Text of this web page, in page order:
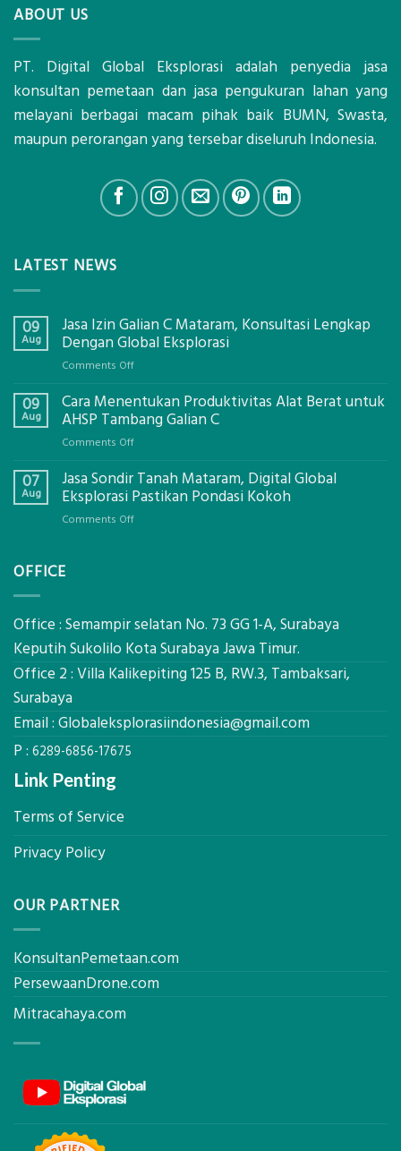
ABOUT US
PT. Digital Global Eksplorasi adalah penyedia jasa
konsultan pemetaan dan jasa pengukuran lahan yang
melayani berbagai macam pihak baik BUMN, Swasta,
maupun perorangan yang tersebar diseluruh Indonesia.
LATEST NEWS
09
Aug
Jasa Izin Galian C Mataram, Konsultasi Lengkap
Dengan Global Eksplorasi
Comments Offon
Izin
Galian
Lengkap
Dengan
Global
09
Aug
Cara Menentukan Produktivitas Alat Berat untuk
AHSP Tambang Galian C
Comments Offon
Menentukan
Produktivitas
07
Aug
Jasa Sondir Tanah Mataram, Digital Global
Eksplorasi Pastikan Pondasi Kokoh
Comments Offon
Global
Pastikan
Pondasi
OFFICE
Office : Semampir selatan No. 73 GG 1-A, Surabaya
Keputih Sukolilo Kota Surabaya Jawa Timur.
Office 2 : Villa Kalikepiting 125 B, RW.3, Tambaksari,
Surabaya
Email : Globaleksplorasiindonesia@gmail.com
P : 6289-6856-17675
Link Penting
Terms of Service
Privacy Policy
OUR PARTNER
KonsultanPemetaan.com
PersewaanDrone.com
Mitracahaya.com